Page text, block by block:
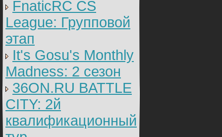
FnaticRC CS
League: Групповой
этап
It's Gosu's Monthly
Madness: 2 сезон
36ON.RU BATTLE
CITY: 2й
квалификационный